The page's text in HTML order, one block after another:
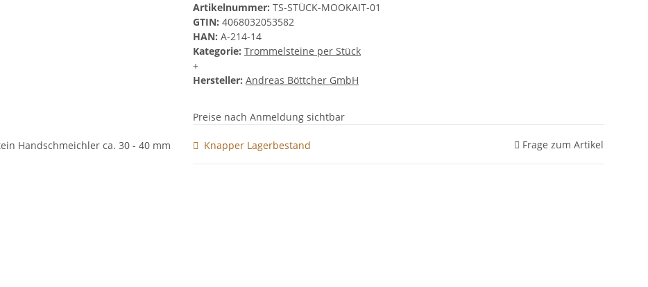
Artikelnummer: TS-STÜCK-MOOKAIT-01
GTIN: 4068032053582
HAN: A-214-14
Kategorie: Trommelsteine per Stück
+
Hersteller: Andreas Böttcher GmbH
Preise nach Anmeldung sichtbar
Knapper Lagerbestand Frage zum Artikel